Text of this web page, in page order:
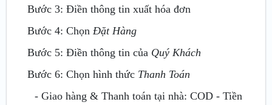
Bước 3: Điền thông tin xuất hóa đơn
Bước 4: ChọnĐặt Hàng
Bước 5: Điền thông tin của Quý Khách
Bước 6: Chọn hình thức Thanh Toán
- Giao hàng & Thanh toán tại nhà: COD - Tiền